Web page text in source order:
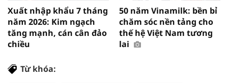
Xuất nhập khẩu 7 tháng
năm 2026: Kim ngạch
tăng mạnh, cán cân đảo
chiều
50 năm Vinamilk: bền bỉ
chăm sóc nền tảng cho
thế hệ Việt Nam tương
lai
Từ khóa: